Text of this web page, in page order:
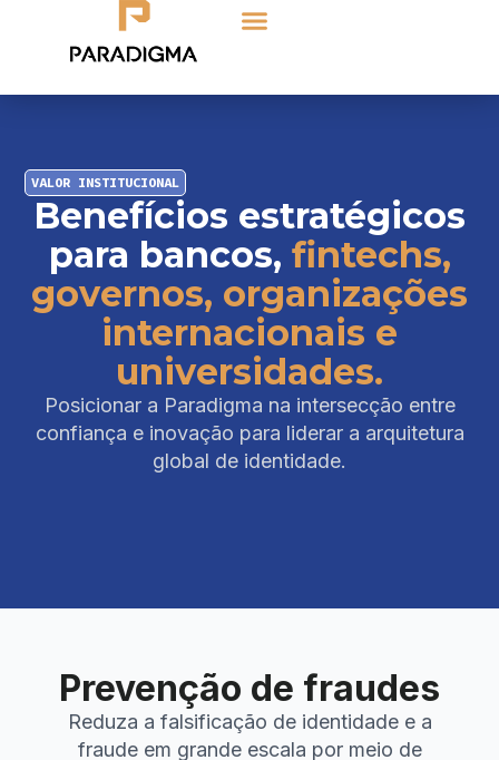
VALOR INSTITUCIONAL
Benefícios estratégicos
para bancos, fintechs,
governos, organizações
internacionais e
universidades.
Posicionar a Paradigma na intersecção entre
confiança e inovação para liderar a arquitetura
global de identidade.
Prevenção de fraudes
Reduza a falsificação de identidade e a
fraude em grande escala por meio de